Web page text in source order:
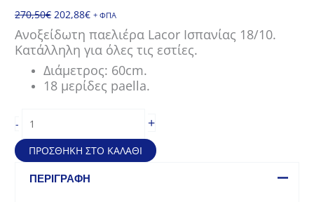
270,50€ Original
price
was:
270,50€.
202,88€Η
τρέχουσα
τιμή
είναι:
202,88€.
+ ΦΠΑ
Aνοξείδωτη παελιέρα Lacor Ισπανίας 18/10.
Κατάλληλη για όλες τις εστίες.
Διάμετρος: 60cm.
18 μερίδες paella.
-
παελιέρα
Lacor
Ισπανίας
18/10
+
ΠΡΟΣΘΉΚΗ ΣΤΟ ΚΑΛΆΘΙ
ΠΕΡΙΓΡΑΦΉ